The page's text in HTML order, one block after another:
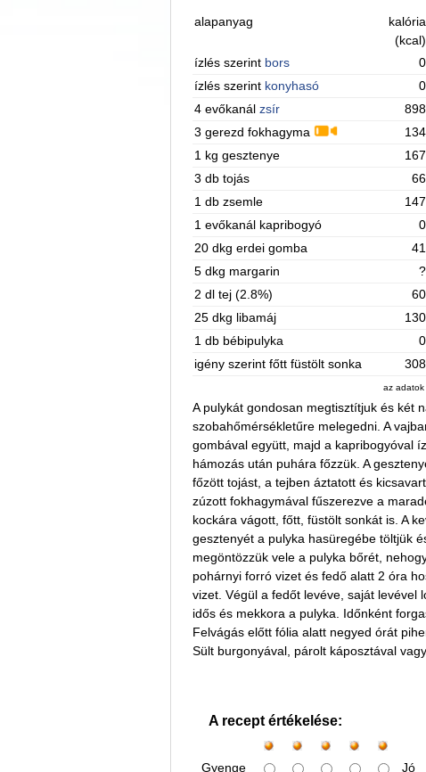
alapanyag
kalória
(kcal)
ízlés szerint bors 0
ízlés szerint konyhasó 0
4 evőkanál zsír 898
3 gerezd fokhagyma
134
1 kg gesztenye
167
3 db tojás
66
1 db zsemle
147
1 evőkanál kapribogyó
0
20 dkg erdei gomba
41
5 dkg margarin
?
2 dl tej (2.8%)
60
25 dkg libamáj
130
1 db bébipulyka
0
igény szerint főtt füstölt sonka
308
az adatok
A pulykát gondosan megtisztítjuk és két
szobahőmérsékletűre melegedni. A
gombával együtt, majd a kapribogyóval
hámozás után puhára főzzük. A
főzött tojást, a tejben áztatott és
zúzott fokhagymával fűszerezve a
kockára vágott, főtt, füstölt sonkát is. A
gesztenyét a pulyka hasüregébe töltjük
megöntözzük vele a pulyka bőrét,
pohárnyi forró vizet és fedő alatt 2 óra
vizet. Végül a fedőt levéve, saját levével
idős és mekkora a pulyka. Időnként
Felvágás előtt fólia alatt negyed órát
Sült burgonyával, párolt káposztával
A recept értékelése:
Gyenge
Jó